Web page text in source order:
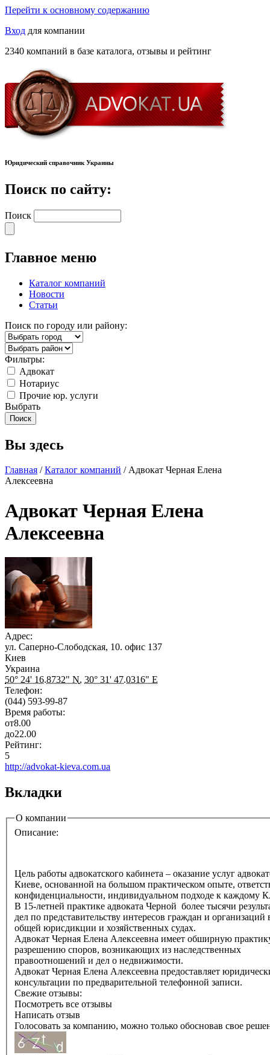
Перейти к основному содержанию
Вход для компании
2340 компаний в базе каталога, отзывы и рейтинг
Юридический справочник Украины
Поиск по сайту:
Поиск
Главное меню
Каталог компаний
Новости
Статьи
Поиск по городу или району:
Фильтры:
Адвокат
Нотариус
Прочие юр. услуги
Выбрать
Вы здесь
Главная /Каталог компаний / Адвокат Черная Елена
Алексеевна
Адвокат Черная Елена
Алексеевна
Адрес:
ул. Саперно-Слободская, 10. офис 137
Киев
Украина
50° 24' 16.8732" N, 30° 31' 47.0316" E
Телефон:
(044) 593-99-87
Время работы:
от8.00
до22.00
Рейтинг:
5
http://advokat-kieva.com.ua
Вкладки
О компании
Описание:
Цель работы адвокатского кабинета – оказание услуг
Киеве, основанной на большом практическом опыте,
конфиденциальности, индивидуальном подходе к каждому
В 15-летней практике адвоката Черной более тысячи
дел по представительству интересов граждан и организаций
общей юрисдикции и хозяйственных судах.
Адвокат Черная Елена Алексеевна имеет обширную
разрешению споров, возникающих из наследственных
правоотношений и дел о недвижимости.
Адвокат Черная Елена Алексеевна предоставляет
консультации по предварительной телефонной записи.
Свежие отзывы:
Посмотреть все отзывы
Написать отзыв
Голосовать за компанию, можно только обосновав свое